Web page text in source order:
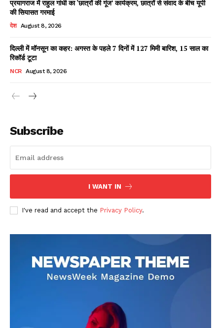
Facebook
X WhatsApp
Read Latest News on AIN
DOWNLOAD NOW
AIN NEWS 1
प्रयागराज में राहुल गांधी का ‘छात्रों की गूंज’ कार्यक्रम, छात्रों से संवाद के बीच यूपी
की सियासत गरमाई
देश August 8, 2026
दिल्ली में मॉनसून का कहर: अगस्त के पहले 7 दिनों में 127 मिमी बारिश, 15 साल का
रिकॉर्ड टूटा
NCR August 8, 2026
Subscribe
I WANT IN
I've read and accept the Privacy Policy.